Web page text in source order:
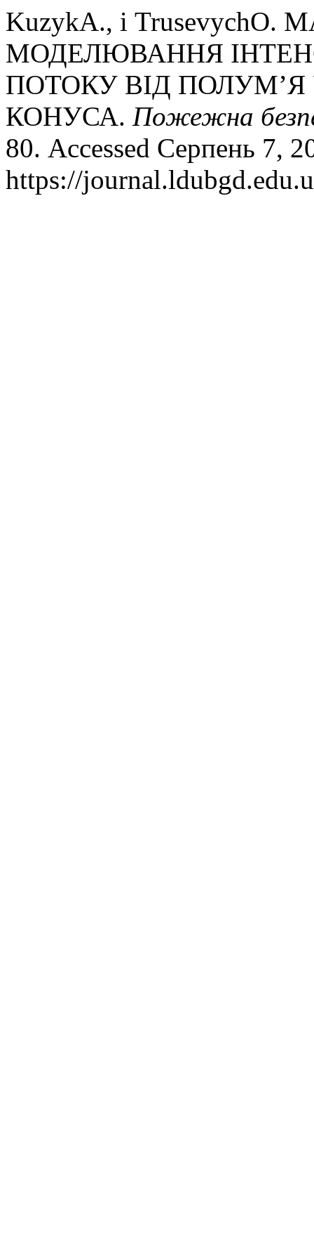
KuzykА., і
МОДЕЛЮВАННЯ
ПОТОКУ ВІД
КОНУСА. Пожежна
80. Accessed Серпень 7,
https://